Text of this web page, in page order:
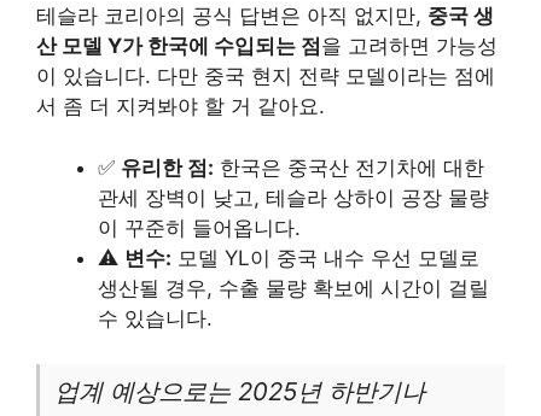
테슬라 코리아의 공식 답변은 아직 없지만, 중국 생
산 모델 Y가 한국에 수입되는 점 을 고려하면 가능성
이 있습니다. 다만 중국 현지 전략 모델이라는 점에
서 좀 더 지켜봐야 할 거 같아요.
✅ 유리한 점: 한국은 중국산 전기차에 대한
관세 장벽이 낮고, 테슬라 상하이 공장 물량
이 꾸준히 들어옵니다.
⚠️ 변수: 모델 YL이 중국 내수 우선 모델로
생산될 경우, 수출 물량 확보에 시간이 걸릴
수 있습니다.
업계 예상으로는 2025년 하반기나